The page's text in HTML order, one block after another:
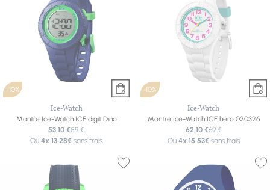
-10%
Ice-Watch
Montre Ice-Watch ICE digit Dino
53,10 €59 €
Ou4x 13.28€ sans frais
-10%
Ice-Watch
Montre Ice-Watch ICE hero 020326
62,10 €69 €
Ou 4x 15.53€sans frais